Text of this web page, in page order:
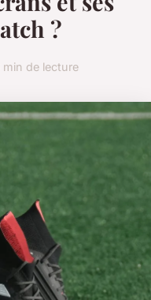
?
min de lecture